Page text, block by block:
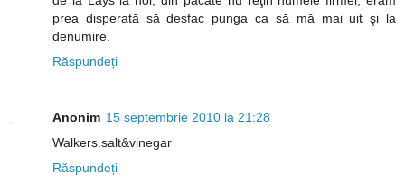
prea disperată să desfac punga ca să mă mai uit şi la
denumire.
Răspundeți
Anonim 15 septembrie 2010 la 21:28
Walkers.salt&vinegar
Răspundeți